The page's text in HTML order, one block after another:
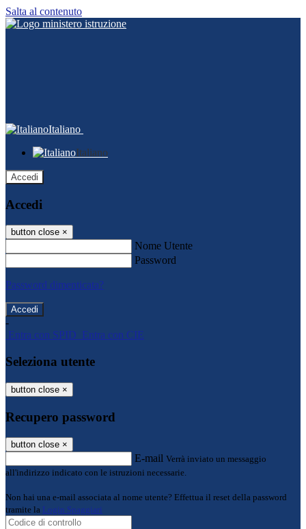
Salta al contenuto
Italiano
Italiano
Accedi
Accedi
button close ×
Nome Utente
Password
Password dimenticata?
-
Entra con SPID Entra con CIE
Seleziona utente
button close ×
Recupero password
button close ×
E-mail Verrà inviato un messaggio
all'indirizzo indicato con le istruzioni necessarie.
Non hai una e-mail associata al nome utente? Effettua il reset della password
tramite la Login Spaggiari